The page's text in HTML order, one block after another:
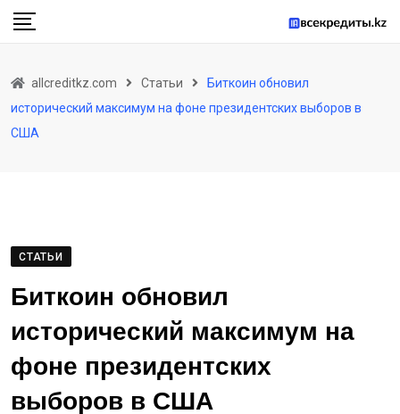
Skip
allcreditkz.com Статьи
Биткоин обновил
исторический максимум на фоне президентских выборов в
США
СТАТЬИ
Биткоин обновил
исторический максимум на
фоне президентских
выборов в США